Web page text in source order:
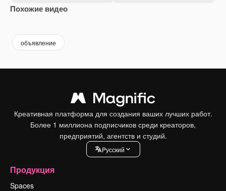
Похожие видео
объявление
Креативная платформа для создания ваших лучших работ.
Более 1 миллиона подписчиков среди креаторов,
предприятий, агентств и студий.
Pусский
Продукция
Spaces